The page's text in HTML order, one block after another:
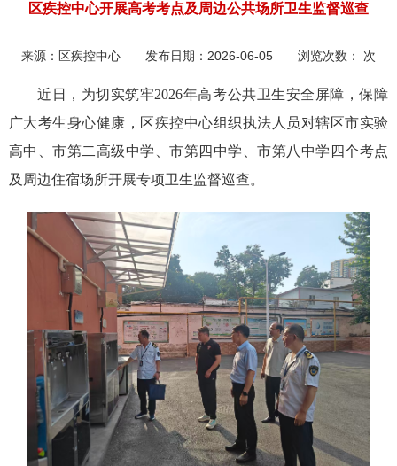
区疾控中心开展高考考点及周边公共场所卫生监督巡查
来源： 区疾控中心 发布日期： 2026-06-05 浏览次数： 次
近日，为切实筑牢2026年高考公共卫生安全屏障，保障
广大考生身心健康，区疾控中心组织执法人员对辖区市实验
高中、市第二高级中学、市第四中学、市第八中学四个考点
及周边住宿场所开展专项卫生监督巡查。